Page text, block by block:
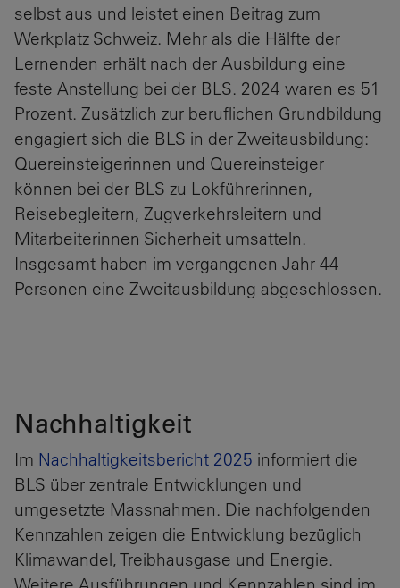
selbst aus und leistet einen Beitrag zum
Werkplatz Schweiz. Mehr als die Hälfte der
Lernenden erhält nach der Ausbildung eine
feste Anstellung bei der BLS. 2024 waren es 51
Prozent. Zusätzlich zur beruflichen Grundbildung
engagiert sich die BLS in der Zweitausbildung:
Quereinsteigerinnen und Quereinsteiger
können bei der BLS zu Lokführerinnen,
Reisebegleitern, Zugverkehrsleitern und
Mitarbeiterinnen Sicherheit umsatteln.
Insgesamt haben im vergangenen Jahr 44
Personen eine Zweitausbildung abgeschlossen.
Nachhaltigkeit
Im Nachhaltigkeitsbericht 2025 informiert die
BLS über zentrale Entwicklungen und
umgesetzte Massnahmen. Die nachfolgenden
Kennzahlen zeigen die Entwicklung bezüglich
Klimawandel, Treibhausgase und Energie.